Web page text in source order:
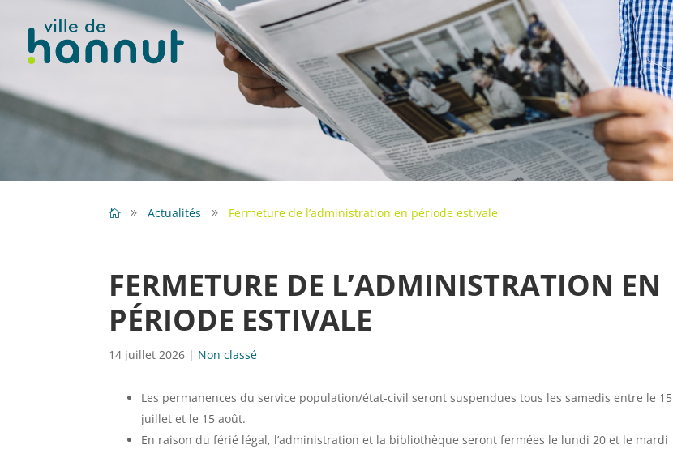
Actualités Fermeture de l’administration en période estivale
FERMETURE DE L’ADMINISTRATION EN
PÉRIODE ESTIVALE
14 juillet 2026 | Non classé
Les permanences du service population/état-civil seront suspendues tous les samedis entre le 15
juillet et le 15 août.
En raison du férié légal, l’administration et la bibliothèque seront fermées le lundi 20 et le mardi